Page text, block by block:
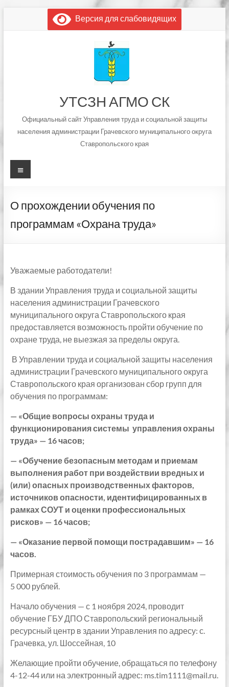
содержимому
Версия для слабовидящих
УТСЗН АГМО СК
Официальный сайт Управления труда и социальной защиты
населения администрации Грачевского муниципального округа
Ставропольского края
Меню
О прохождении обучения по
программам «Охрана труда»
Уважаемые работодатели!
В здании Управления труда и социальной защиты
населения администрации Грачевского
муниципального округа Ставропольского края
предоставляется возможность пройти обучение по
охране труда, не выезжая за пределы округа.
В Управлении труда и социальной защиты населения
администрации Грачевского муниципального округа
Ставропольского края организован сбор групп для
обучения по программам:
— «Общие вопросы охраны труда и
функционирования системы управления охраны
труда» — 16 часов;
— «Обучение безопасным методам и приемам
выполнения работ при воздействии вредных и
(или) опасных производственных факторов,
источников опасности, идентифицированных в
рамках СОУТ и оценки профессиональных
рисков» — 16 часов;
— «Оказание первой помощи пострадавшим» — 16
часов.
Примерная стоимость обучения по 3 программам —
5 000 рублей.
Начало обучения — с 1 ноября 2024, проводит
обучение ГБУ ДПО Ставропольский региональный
ресурсный центр в здании Управления по адресу: с.
Грачевка, ул. Шоссейная, 10
Желающие пройти обучение, обращаться по телефону
4-12-44 или на электронный адрес: ms.tim1111@mail.ru.